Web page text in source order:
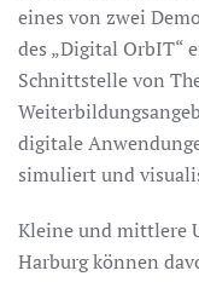
eines von zwei
des „Digital OrbIT“
Schnittstelle von
digitale
simuliert und
Kleine und mittlere
Harburg können